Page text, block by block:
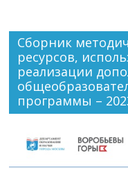
Сборник
ресурсов,
реализации
программы –